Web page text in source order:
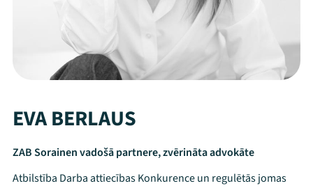
EVA BERLAUS
ZAB Sorainen vadošā partnere, zvērināta advokāte
Atbilstība Darba attiecības Konkurence un regulētās jomas